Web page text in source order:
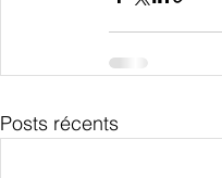
Posts récents